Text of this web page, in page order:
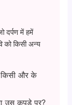
दर्पण में हमें
को किसी अन्य
किसी और के
उस कपड़े पर?